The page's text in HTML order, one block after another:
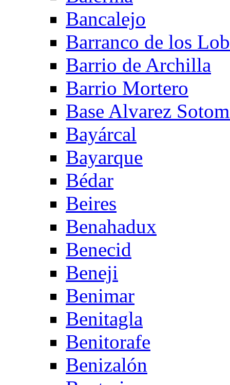
Bancalejo
Barranco de los
Barrio de Archilla
Barrio Mortero
Base Alvarez
Bayárcal
Bayarque
Bédar
Beires
Benahadux
Benecid
Beneji
Benimar
Benitagla
Benitorafe
Benizalón